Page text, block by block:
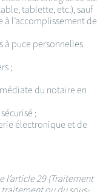
tablette, etc.), sauf
à l’accomplissement de
à puce personnelles
;
du notaire en
;
électronique et de
l’article 29 (Traitement